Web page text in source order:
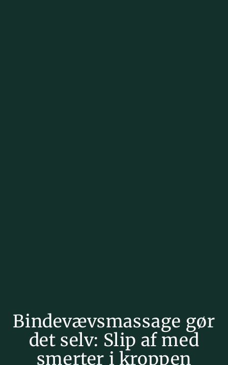
Bindevævsmassage gør
det selv: Slip af med
smerter i kroppen